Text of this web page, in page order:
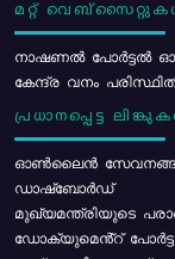
മറ്റ്
നാഷണൽ പോർട്ടൽ
കേന്ദ്ര വനം
പ്രധാനപ്പെട്ട
ഓൺലൈൻ
ഡാഷ്ബോർഡ്
മുഖ്യമന്ത്രിയുടെ
ഡോക്യുമെൻ്റ്